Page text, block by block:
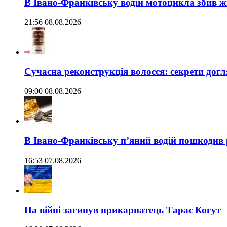
В Івано-Франківську водій мотоцикла збив
21:56 08.08.2026
Сучасна реконструкція волосся: секрети
09:00 08.08.2026
В Івано-Франківську п’яний водій
16:53 07.08.2026
На війні загинув прикарпатець Тарас Когут